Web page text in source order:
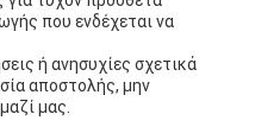
που ενδέχεται να
ή ανησυχίες σχετικά
αποστολής, μην
μας.